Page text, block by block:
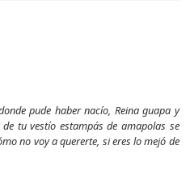
pude haber nacío, Reina guapa y
tu vestío estampás de amapolas se
no voy a quererte, si eres lo mejó de